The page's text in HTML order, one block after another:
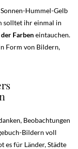
Hummel-Gelb
solltet ihr einmal in
Farbeneintauchen.
Form von Bildern,
Beobachtungen
Bildern voll
es für Länder, Städte